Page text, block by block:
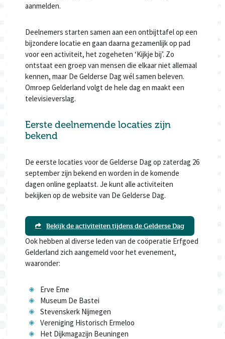
aanmelden.
Deelnemers starten samen aan een ontbijttafel op een
bijzondere locatie en gaan daarna gezamenlijk op pad
voor een activiteit, het zogeheten ‘Kijkje bij’. Zo
ontstaat een groep van mensen die elkaar niet allemaal
kennen, maar De Gelderse Dag wél samen beleven.
Omroep Gelderland volgt de hele dag en maakt een
televisieverslag.
Eerste deelnemende locaties zijn
bekend
De eerste locaties voor de Gelderse Dag op zaterdag 26
september zijn bekend en worden in de komende
dagen online geplaatst. Je kunt alle activiteiten
bekijken op de website van De Gelderse Dag.
Bekijk de activiteiten tijdens de Gelderse Dag
Ook hebben al diverse leden van de coöperatie Erfgoed
Gelderland zich aangemeld voor het evenement,
waaronder:
Erve Eme
Museum De Bastei
Stevenskerk Nijmegen
Vereniging Historisch Ermeloo
Het Dijkmagazijn Beuningen